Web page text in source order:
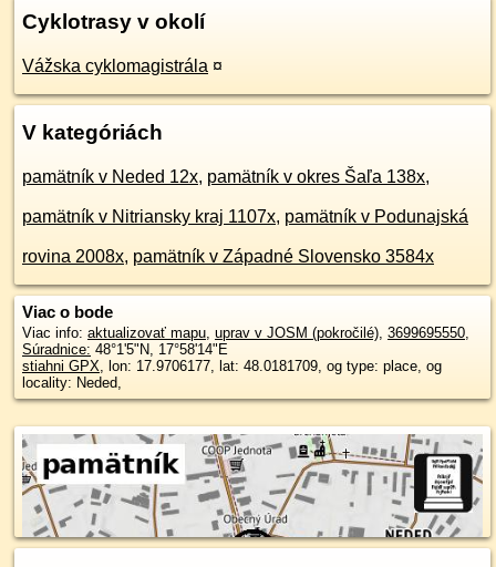
Cyklotrasy v okolí
Vážska cyklomagistrála ¤
V kategóriách
pamätník v Neded 12x, pamätník v okres Šaľa 138x,
pamätník v Nitriansky kraj 1107x, pamätník v Podunajská
rovina 2008x, pamätník v Západné Slovensko 3584x
Viac o bode
Viac info: aktualizovať mapu, uprav v JOSM (pokročilé), 3699695550,
Súradnice: 48°1'5"N, 17°58'14"E
stiahni GPX, lon: 17.9706177, lat: 48.0181709, og type: place, og
locality: Neded,